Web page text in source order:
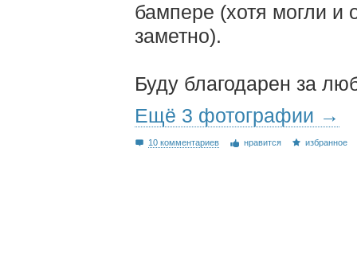
бампере (хотя могли и
заметно).
Буду благодарен за
Ещё 3 фотографии →
10 комментариев нравится избранное